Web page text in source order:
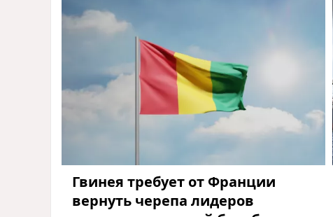
Гвинея требует от Франции
вернуть черепа лидеров